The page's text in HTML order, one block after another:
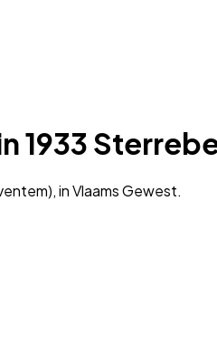
1933
in Vlaams Gewest.